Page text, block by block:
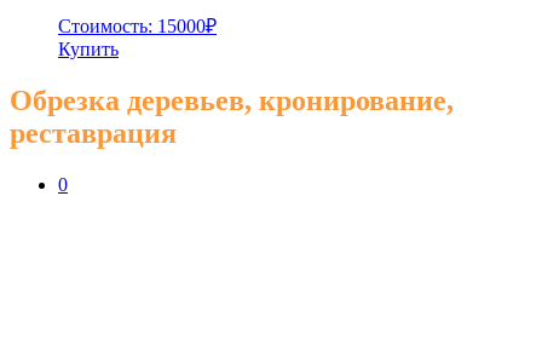
Стоимость: 15000₽
Купить
Обрезка деревьев, кронирование,
реставрация
0